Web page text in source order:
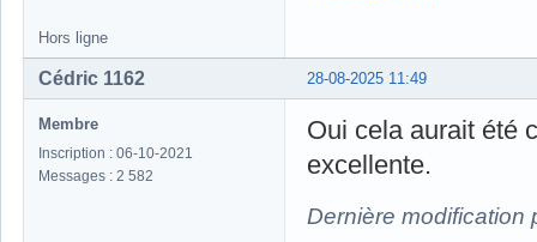
Hors ligne
28-08-2025 11:49
Cédric 1162
Membre
Inscription : 06-10-2021
Messages : 2 582
Oui cela aurait été
excellente.
Dernière modification